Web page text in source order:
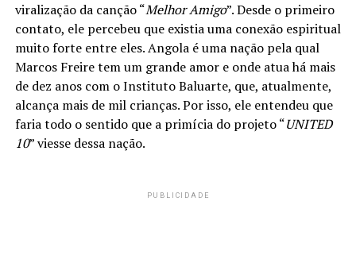
viralização da canção “Melhor Amigo”. Desde o primeiro
contato, ele percebeu que existia uma conexão espiritual
muito forte entre eles. Angola é uma nação pela qual
Marcos Freire tem um grande amor e onde atua há mais
de dez anos com o Instituto Baluarte, que, atualmente,
alcança mais de mil crianças. Por isso, ele entendeu que
faria todo o sentido que a primícia do projeto “UNITED
10” viesse dessa nação.
PUBLICIDADE